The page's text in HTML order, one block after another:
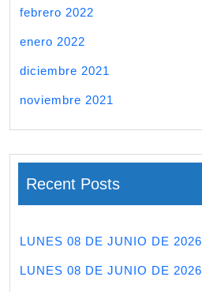
febrero 2022
enero 2022
diciembre 2021
noviembre 2021
Recent Posts
LUNES 08 DE JUNIO DE 2026
LUNES 08 DE JUNIO DE 2026